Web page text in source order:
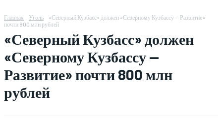
Главная Уголь
«Северный Кузбасс» должен «Северному Кузбассу — Развитие»
почти 800 млн рублей
«Северный Кузбасс» должен
«Северному Кузбассу —
Развитие» почти 800 млн
рублей